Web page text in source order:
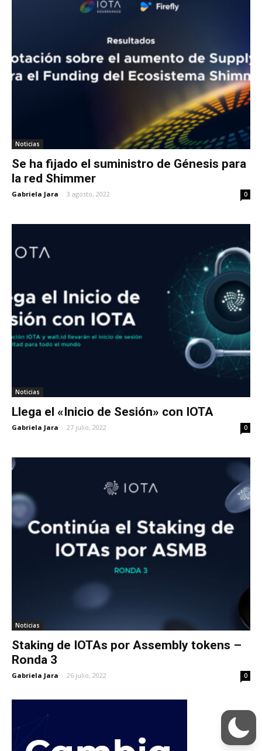
Noticias
Se ha fijado el suministro de Génesis para
la red Shimmer
Gabriela Jara - 3 agosto, 2022 0
Noticias
Llega el «Inicio de Sesión» con IOTA
Gabriela Jara - 27 julio, 2022 0
Noticias
Staking de IOTAs por Assembly tokens –
Ronda 3
Gabriela Jara - 26 julio, 2022 0